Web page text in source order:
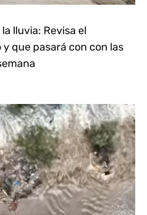
lluvia: Revisa el
que pasará con con las